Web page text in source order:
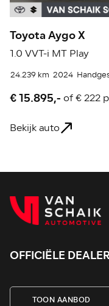
Toyota Aygo X
1.0 VVT-i MT Play
24.239 km 2024
€ 15.895,- of€ 222
Bekijk auto
OFFICIËLE
TOON AANBOD